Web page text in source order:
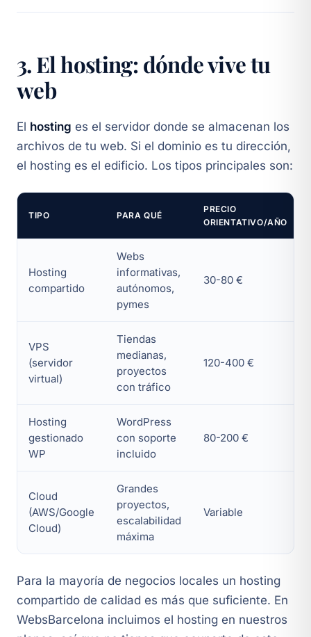
3. El hosting: dónde vive tu
web
El hosting es el servidor donde se almacenan los
archivos de tu web. Si el dominio es tu dirección,
el hosting es el edificio. Los tipos principales son:
TIPO PARA QUÉ
PRECIO
ORIENTATIVO/AÑO
Hosting
compartido
Webs
informativas,
autónomos,
pymes
30-80 €
VPS
(servidor
virtual)
Tiendas
medianas,
proyectos
con tráfico
120-400 €
Hosting
gestionado
WP
WordPress
con soporte
incluido
80-200 €
Cloud
(AWS/Google
Cloud)
Grandes
proyectos,
escalabilidad
máxima
Variable
Para la mayoría de negocios locales un hosting
compartido de calidad es más que suficiente. En
WebsBarcelona incluimos el hosting en nuestros